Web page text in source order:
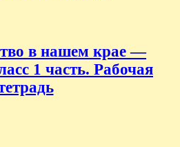
в нашем крае —
1 часть. Рабочая